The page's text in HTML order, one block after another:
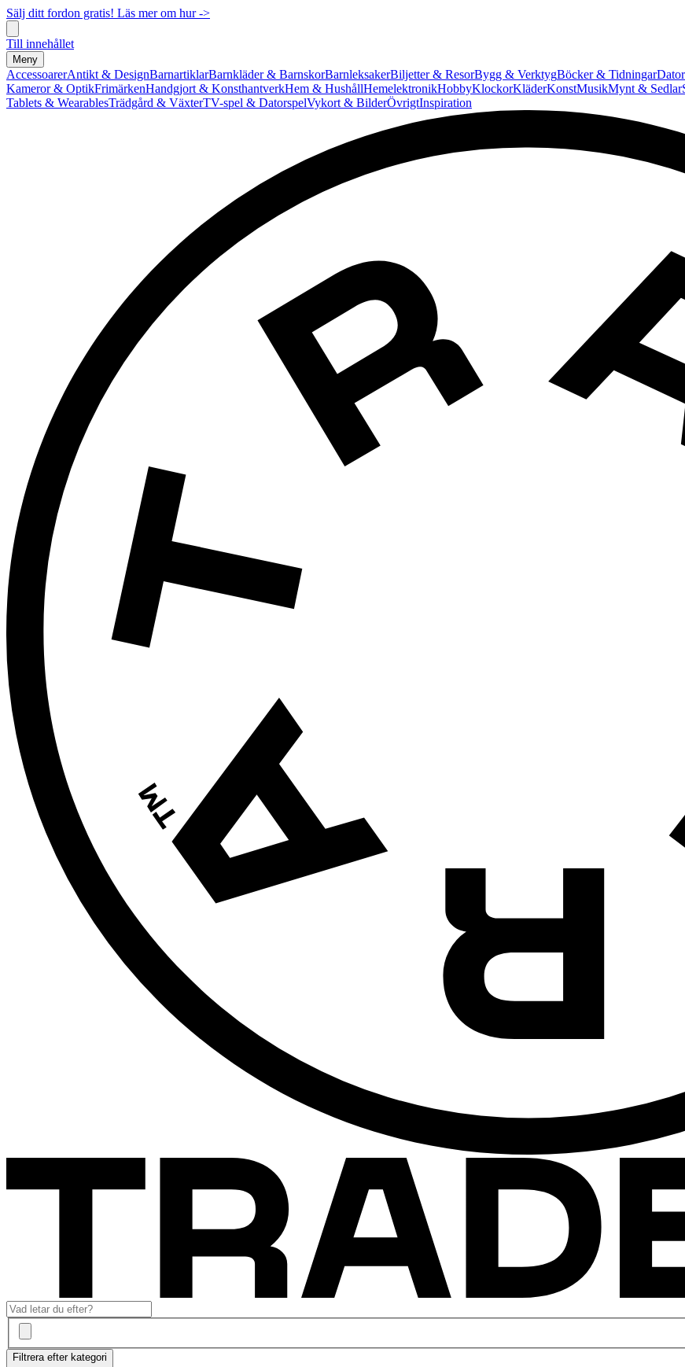
Sälj ditt fordon gratis! Läs mer om hur ->
Till innehållet
Meny
AccessoarerAntikt & DesignBarnartiklarBarnkläder & BarnskorBarnleksakerBiljetter & ResorBygg & VerktygBöcker & Tidningar
Kameror & OptikFrimärkenHandgjort & KonsthantverkHem & HushållHemelektronikHobbyKlockorKläderKonstMusikMynt & Sedlar
Tablets & WearablesTrädgård & VäxterTV-spel & DatorspelVykort & BilderÖvrigtInspiration
Filtrera efter kategori